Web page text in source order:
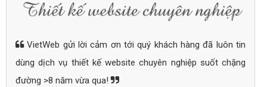
VietWeb gửi lời cảm ơn tới quý khách hàng đã luôn tin
dùng dịch vụ thiết kế website chuyên nghiệp suốt chặng
đường >8 năm vừa qua!